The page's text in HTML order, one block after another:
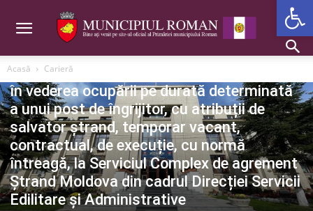
Acasă Carieră
P.M.R.
Carieră 01.07.2026 – Primăria Municipiului
Roman organizează concursul de recrutare
în vederea ocupării pe durată determinată
a unui post de îngrijitor, cu atribuții de
salvator ștrand, temporar vacant,
contractual, de execuție, cu normă
întreagă, la Serviciul Complex de agrement
Ștrand Moldova din cadrul Direcției Servicii
Edilitare și Administrative